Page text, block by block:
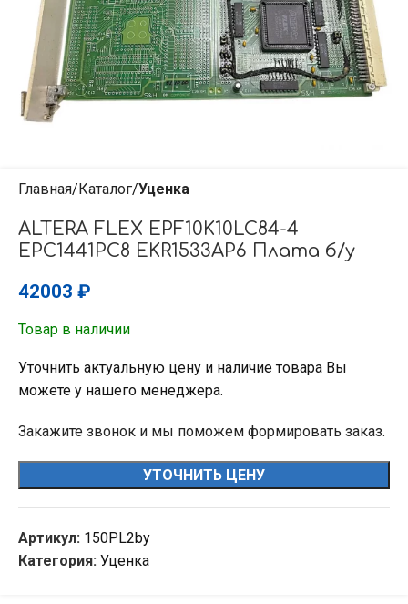
Главная Каталог Уценка
ALTERA FLEX EPF10K10LC84-4
EPC1441PC8 EKR1533AP6 Плата б/у
42003 ₽
Товар в наличии
Уточнить актуальную цену и наличие товара Вы
можете у нашего менеджера.
Закажите звонок и мы поможем формировать заказ.
УТОЧНИТЬ ЦЕНУ
Артикул: 150PL2by
Категория: Уценка